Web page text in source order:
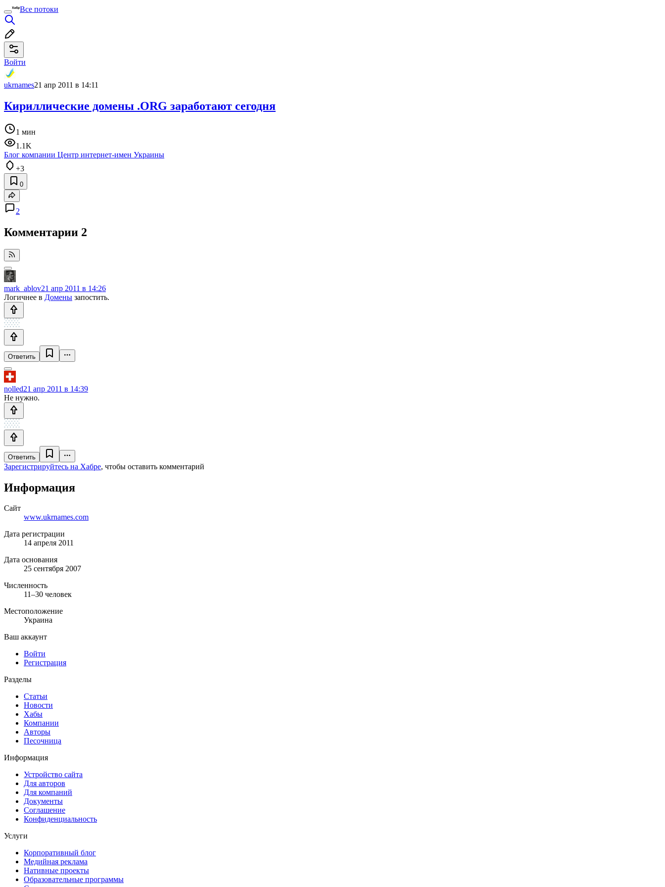
Все потоки
Войти
ukrnames21 апр 2011 в 14:11
Кириллические домены .ORG заработают сегодня
1 мин
1.1K
Блог компании Центр интернет-имен Украины
+3
0
2
Комментарии 2
mark_ablov21 апр 2011 в 14:26
Логичнее в Домены запостить.
Ответить
nolled21 апр 2011 в 14:39
Не нужно.
Ответить
Зарегистрируйтесь на Хабре, чтобы оставить комментарий
Информация
Сайт
www.ukrnames.com
Дата регистрации
14 апреля 2011
Дата основания
25 сентября 2007
Численность
11–30 человек
Местоположение
Украина
Ваш аккаунт
Войти
Регистрация
Разделы
Статьи
Новости
Хабы
Компании
Авторы
Песочница
Информация
Устройство сайта
Для авторов
Для компаний
Документы
Соглашение
Конфиденциальность
Услуги
Корпоративный блог
Медийная реклама
Нативные проекты
Образовательные программы